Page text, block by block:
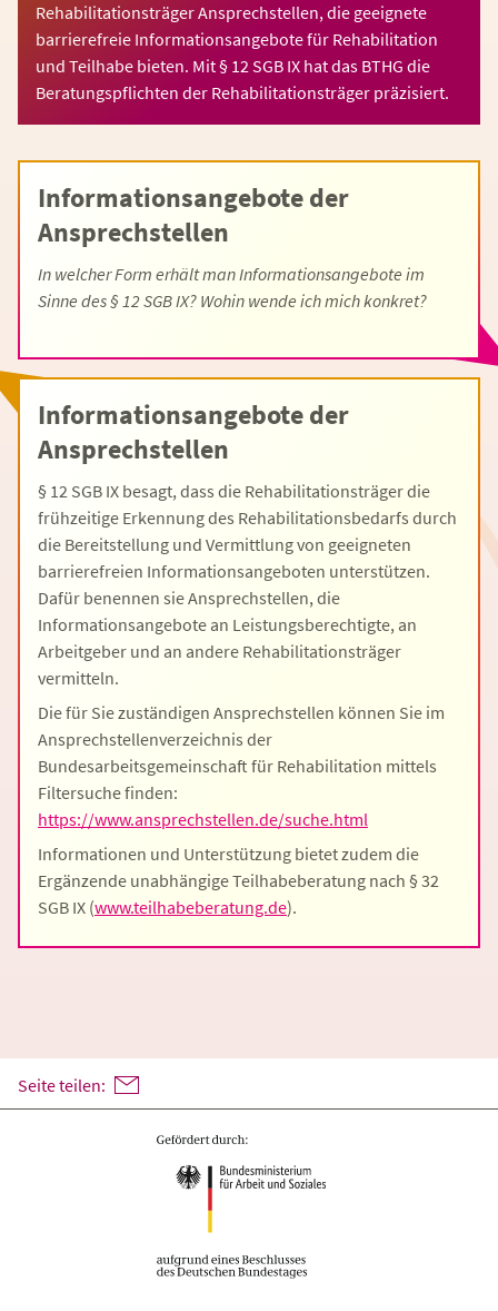
Rehabilitationsträger Ansprechstellen, die geeignete
barrierefreie Informationsangebote für Rehabilitation
und Teilhabe bieten. Mit § 12 SGB IX hat das BTHG die
Beratungspflichten der Rehabilitationsträger präzisiert.
Informationsangebote der
Ansprechstellen
In welcher Form erhält man Informationsangebote im
Sinne des § 12 SGB IX? Wohin wende ich mich konkret?
Informationsangebote der
Ansprechstellen
§ 12 SGB IX besagt, dass die Rehabilitationsträger die
frühzeitige Erkennung des Rehabilitationsbedarfs durch
die Bereitstellung und Vermittlung von geeigneten
barrierefreien Informationsangeboten unterstützen.
Dafür benennen sie Ansprechstellen, die
Informationsangebote an Leistungsberechtigte, an
Arbeitgeber und an andere Rehabilitationsträger
vermitteln.
Die für Sie zuständigen Ansprechstellen können Sie im
Ansprechstellenverzeichnis der
Bundesarbeitsgemeinschaft für Rehabilitation mittels
Filtersuche finden:
https://www.ansprechstellen.de/suche.html
Informationen und Unterstützung bietet zudem die
Ergänzende unabhängige Teilhabeberatung nach § 32
SGB IX (www.teilhabeberatung.de).
Seite teilen: